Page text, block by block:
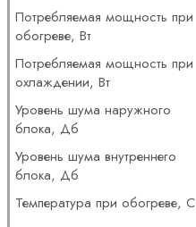
Потребляемая мощность при
обогреве, Вт
Потребляемая мощность при
охлаждении, Вт
Уровень шума наружного
блока, Дб
Уровень шума внутреннего
блока, Дб
Температура при обогреве, С